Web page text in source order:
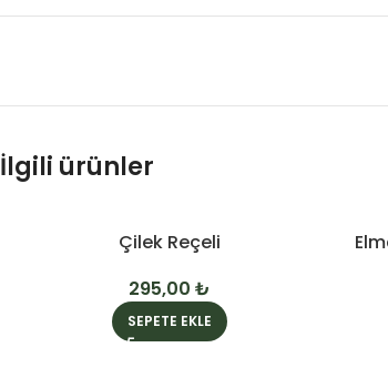
İlgili ürünler
Çilek Reçeli
295,00₺
SEPETE EKLE